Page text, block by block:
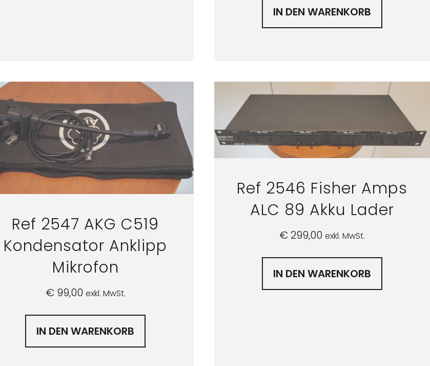
IN DEN WARENKORB
Ref 2547 AKG C519
Kondensator Anklipp
Mikrofon
€99,00 exkl. MwSt.
IN DEN WARENKORB
Ref 2546 Fisher Amps
ALC 89 Akku Lader
€299,00 exkl. MwSt.
IN DEN WARENKORB